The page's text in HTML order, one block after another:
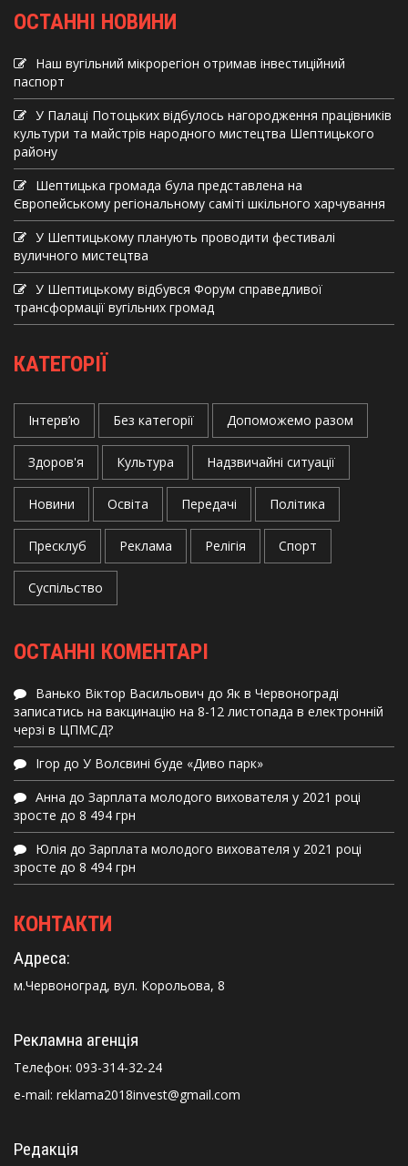
ОСТАННІ НОВИНИ
Наш вугільний мікрорегіон отримав інвеcтиційний
паспорт
У Палаці Потоцьких відбулось нагородження працівників
культури та майстрів народного мистецтва Шептицького
району
Шептицька громада була представлена на
Європейському регіональному саміті шкільного харчування
У Шептицькому планують проводити фестивалі
вуличного мистецтва
У Шептицькому відбувся Форум справедливої
трансформації вугільних громад
КАТЕГОРІЇ
Інтерв’ю Без категорії Допоможемо разом
Здоров'я Культура Надзвичайні ситуації
Новини Освіта Передачі Політика
Пресклуб Реклама Релігія Спорт
Суспільство
ОСТАННІ КОМЕНТАРІ
Ванько Віктор Васильович до Як в Червонограді
записатись на вакцинацію на 8-12 листопада в електронній
черзі в ЦПМСД?
Ігор до У Волсвині буде «Диво парк»
Анна до Зарплата молодого вихователя у 2021 році
зросте до 8 494 грн
Юлія до Зарплата молодого вихователя у 2021 році
зросте до 8 494 грн
КОНТАКТИ
Адреса:
м.Червоноград, вул. Корольова, 8
Рекламна агенція
Телефон: 093-314-32-24
e-mail: reklama2018invest@gmail.com
Редакція